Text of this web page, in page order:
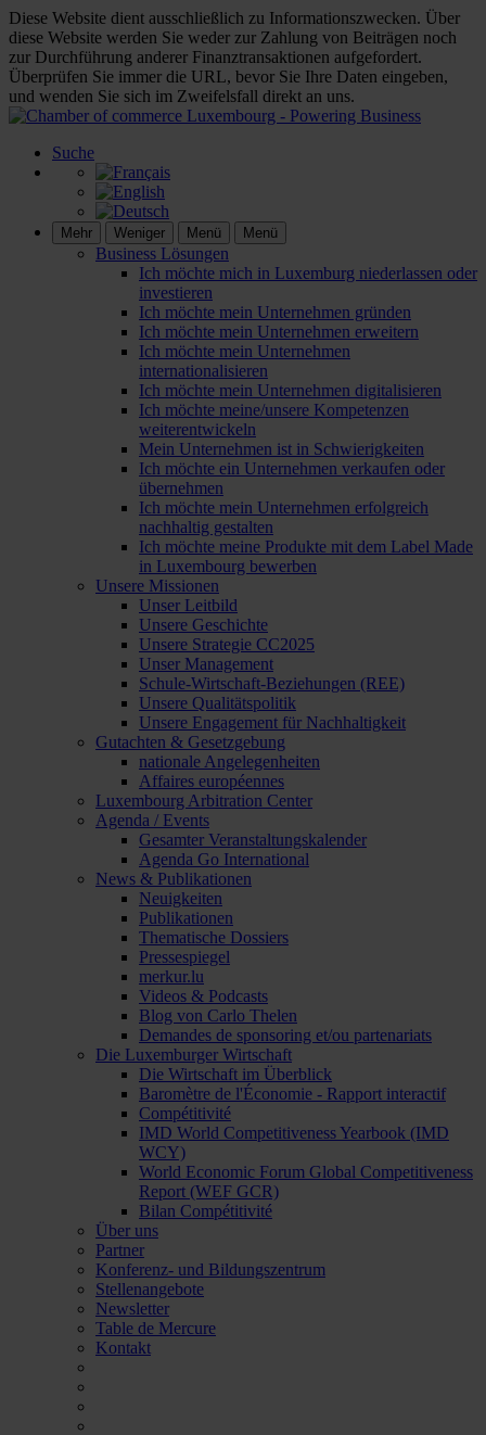
Diese Website dient ausschließlich zu Informationszwecken. Über
diese Website werden Sie weder zur Zahlung von Beiträgen noch
zur Durchführung anderer Finanztransaktionen aufgefordert.
Überprüfen Sie immer die URL, bevor Sie Ihre Daten eingeben,
und wenden Sie sich im Zweifelsfall direkt an uns.
Suche
Mehr Weniger Menü Menü
Business Lösungen
Ich möchte mich in Luxemburg niederlassen oder
investieren
Ich möchte mein Unternehmen gründen
Ich möchte mein Unternehmen erweitern
Ich möchte mein Unternehmen
internationalisieren
Ich möchte mein Unternehmen digitalisieren
Ich möchte meine/unsere Kompetenzen
weiterentwickeln
Mein Unternehmen ist in Schwierigkeiten
Ich möchte ein Unternehmen verkaufen oder
übernehmen
Ich möchte mein Unternehmen erfolgreich
nachhaltig gestalten
Ich möchte meine Produkte mit dem Label Made
in Luxembourg bewerben
Unsere Missionen
Unser Leitbild
Unsere Geschichte
Unsere Strategie CC2025
Unser Management
Schule-Wirtschaft-Beziehungen (REE)
Unsere Qualitätspolitik
Unsere Engagement für Nachhaltigkeit
Gutachten & Gesetzgebung
nationale Angelegenheiten
Affaires européennes
Luxembourg Arbitration Center
Agenda / Events
Gesamter Veranstaltungskalender
Agenda Go International
News & Publikationen
Neuigkeiten
Publikationen
Thematische Dossiers
Pressespiegel
merkur.lu
Videos & Podcasts
Blog von Carlo Thelen
Demandes de sponsoring et/ou partenariats
Die Luxemburger Wirtschaft
Die Wirtschaft im Überblick
Baromètre de l'Économie - Rapport interactif
Compétitivité
IMD World Competitiveness Yearbook (IMD
WCY)
World Economic Forum Global Competitiveness
Report (WEF GCR)
Bilan Compétitivité
Über uns
Partner
Konferenz- und Bildungszentrum
Stellenangebote
Newsletter
Table de Mercure
Kontakt